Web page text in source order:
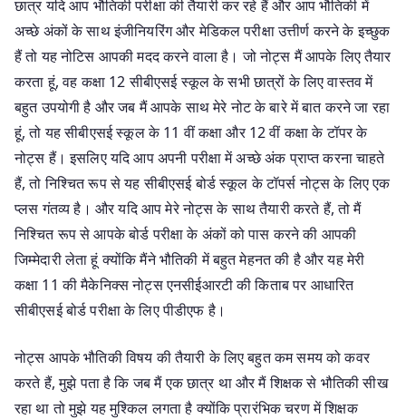
छात्र यदि आप भौतिकी परीक्षा की तैयारी कर रहे हैं और आप भौतिकी में
अच्छे अंकों के साथ इंजीनियरिंग और मेडिकल परीक्षा उत्तीर्ण करने के इच्छुक
हैं तो यह नोटिस आपकी मदद करने वाला है। जो नोट्स मैं आपके लिए तैयार
करता हूं, वह कक्षा 12 सीबीएसई स्कूल के सभी छात्रों के लिए वास्तव में
बहुत उपयोगी है और जब मैं आपके साथ मेरे नोट के बारे में बात करने जा रहा
हूं, तो यह सीबीएसई स्कूल के 11 वीं कक्षा और 12 वीं कक्षा के टॉपर के
नोट्स हैं। इसलिए यदि आप अपनी परीक्षा में अच्छे अंक प्राप्त करना चाहते
हैं, तो निश्चित रूप से यह सीबीएसई बोर्ड स्कूल के टॉपर्स नोट्स के लिए एक
प्लस गंतव्य है। और यदि आप मेरे नोट्स के साथ तैयारी करते हैं, तो मैं
निश्चित रूप से आपके बोर्ड परीक्षा के अंकों को पास करने की आपकी
जिम्मेदारी लेता हूं क्योंकि मैंने भौतिकी में बहुत मेहनत की है और यह मेरी
कक्षा 11 की मैकेनिक्स नोट्स एनसीईआरटी की किताब पर आधारित
सीबीएसई बोर्ड परीक्षा के लिए पीडीएफ है।
नोट्स आपके भौतिकी विषय की तैयारी के लिए बहुत कम समय को कवर
करते हैं, मुझे पता है कि जब मैं एक छात्र था और मैं शिक्षक से भौतिकी सीख
रहा था तो मुझे यह मुश्किल लगता है क्योंकि प्रारंभिक चरण में शिक्षक